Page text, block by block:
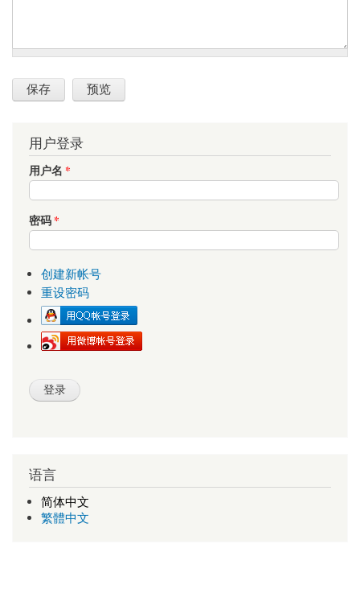
用户登录
用户名 *
密码*
创建新帐号
重设密码
语言
简体中文
繁體中文